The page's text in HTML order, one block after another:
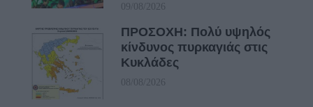
09/08/2026
ΠΡΟΣΟΧΗ: Πολύ υψηλός
κίνδυνος πυρκαγιάς στις
Κυκλάδες
08/08/2026